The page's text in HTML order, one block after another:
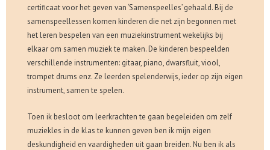
certificaat voor het geven van ‘Samenspeelles’ gehaald. Bij de
samenspeellessen komen kinderen die net zijn begonnen met
het leren bespelen van een muziekinstrument wekelijks bij
elkaar om samen muziek te maken. De kinderen bespeelden
verschillende instrumenten: gitaar, piano, dwarsfluit, viool,
trompet drums enz. Ze leerden spelenderwijs, ieder op zijn eigen
instrument, samen te spelen.
Toen ik besloot om leerkrachten te gaan begeleiden om zelf
muziekles in de klas te kunnen geven ben ik mijn eigen
deskundigheid en vaardigheden uit gaan breiden. Nu ben ik als